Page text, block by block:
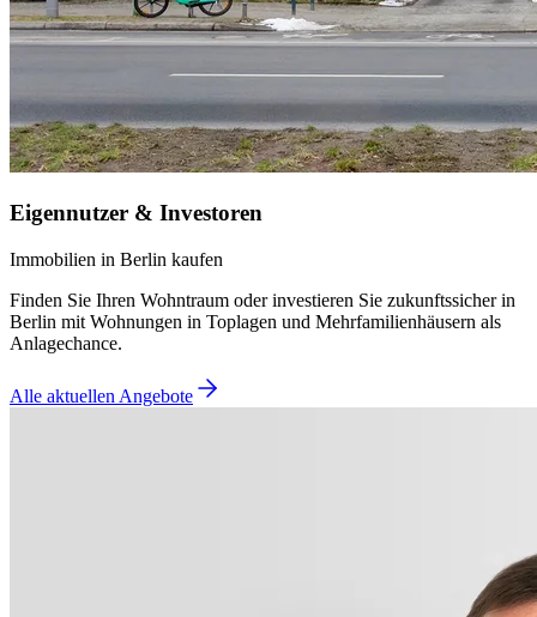
Eigennutzer & Investoren
Immobilien in Berlin kaufen
Finden Sie Ihren Wohntraum oder investieren Sie zukunftssicher in
Berlin mit Wohnungen in Toplagen und Mehrfamilienhäusern als
Anlagechance.
Alle aktuellen Angebote